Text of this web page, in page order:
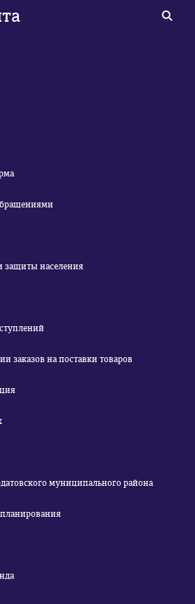
защиты населения
заказов на поставки товаров
муниципального района